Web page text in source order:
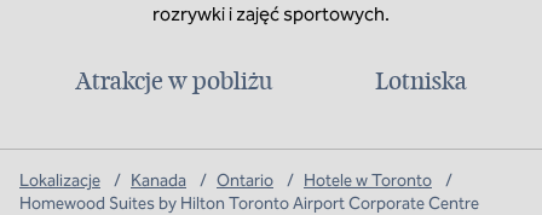
rozrywki i zajęć sportowych.
Atrakcje w pobliżu Lotniska
Lokalizacje / Kanada / Ontario / Hotele w Toronto
/
Homewood Suites by Hilton Toronto Airport Corporate Centre